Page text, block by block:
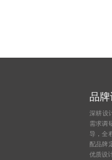
品
深耕设
需求调
导，全
配品牌
优质设